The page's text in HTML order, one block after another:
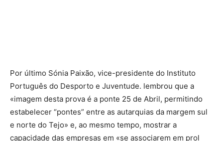
Por último Sónia Paixão, vice-presidente do Instituto
Português do Desporto e Juventude. lembrou que a
«imagem desta prova é a ponte 25 de Abril, permitindo
estabelecer “pontes” entre as autarquias da margem sul
e norte do Tejo» e, ao mesmo tempo, mostrar a
capacidade das empresas em «se associarem em prol